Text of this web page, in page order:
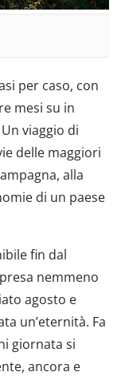
per caso, con
mesi su in
viaggio di
delle maggiori
alla
di un paese
fin dal
nemmeno
agosto e
un’eternità. Fa
giornata si
ancora e